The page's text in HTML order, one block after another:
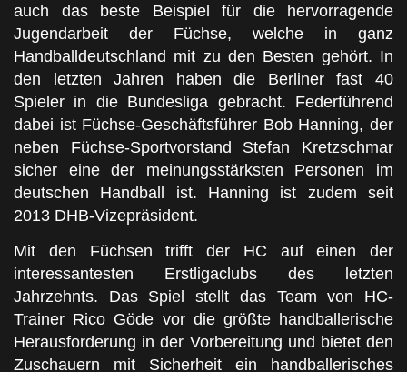
auch das beste Beispiel für die hervorragende
Jugendarbeit der Füchse, welche in ganz
Handballdeutschland mit zu den Besten gehört. In
den letzten Jahren haben die Berliner fast 40
Spieler in die Bundesliga gebracht. Federführend
dabei ist Füchse-Geschäftsführer Bob Hanning, der
neben Füchse-Sportvorstand Stefan Kretzschmar
sicher eine der meinungsstärksten Personen im
deutschen Handball ist. Hanning ist zudem seit
2013 DHB-Vizepräsident.
Mit den Füchsen trifft der HC auf einen der
interessantesten Erstligaclubs des letzten
Jahrzehnts. Das Spiel stellt das Team von HC-
Trainer Rico Göde vor die größte handballerische
Herausforderung in der Vorbereitung und bietet den
Zuschauern mit Sicherheit ein handballerisches